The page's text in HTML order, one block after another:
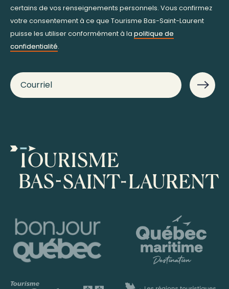
certains de vos renseignements personnels. Vous confirmez
votre consentement à ce que Tourisme Bas-Saint-Laurent
puisse les utiliser conformément à la politique de
confidentialité.